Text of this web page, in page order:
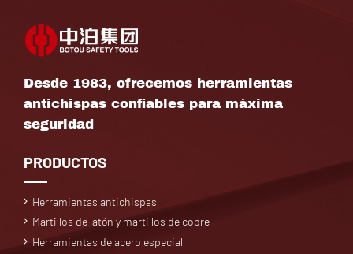
Desde 1983, ofrecemos herramientas
antichispas confiables para máxima
seguridad
PRODUCTOS
Herramientas antichispas
Martillos de latón y martillos de cobre
Herramientas de acero especial